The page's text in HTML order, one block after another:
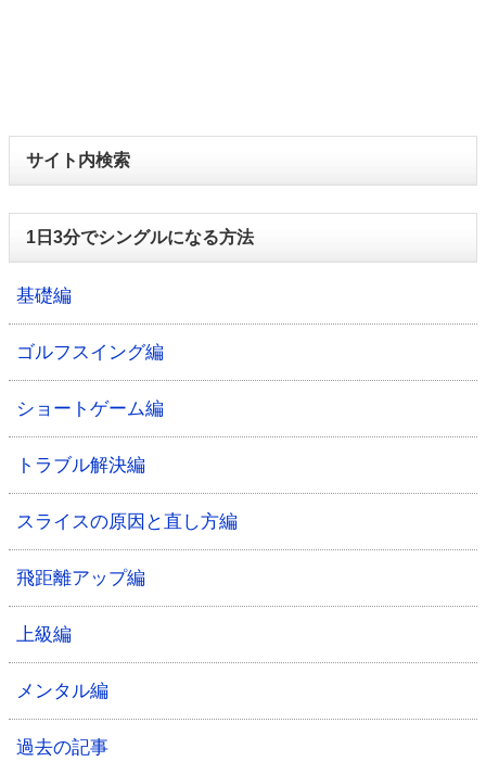
サイト内検索
1日3分でシングルになる方法
基礎編
ゴルフスイング編
ショートゲーム編
トラブル解決編
スライスの原因と直し方編
飛距離アップ編
上級編
メンタル編
過去の記事